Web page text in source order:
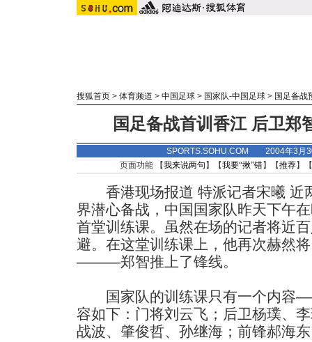
搜狐首页 > 体育频道 > 中国足球 > 国家队-中国足球 > 国足备战
国足备战首训香江 后卫郑
SPORTS.SOHU.COM 2004年3月
页面功能 【我来说两句 】【我要“揪”错】【推荐】
香港现场报道 特派记者宋曦 近
界潜心备战，中国国家队昨天下午
首堂训练课。虽然在场的记者将近
避。在这堂训练课上，他再次赫然
———郑智推上了锋线。
国家队的训练课只有一个内容
容如下：门将刘云飞；后卫杨璞、
战波、肇俊哲、孙继海；前锋郝海